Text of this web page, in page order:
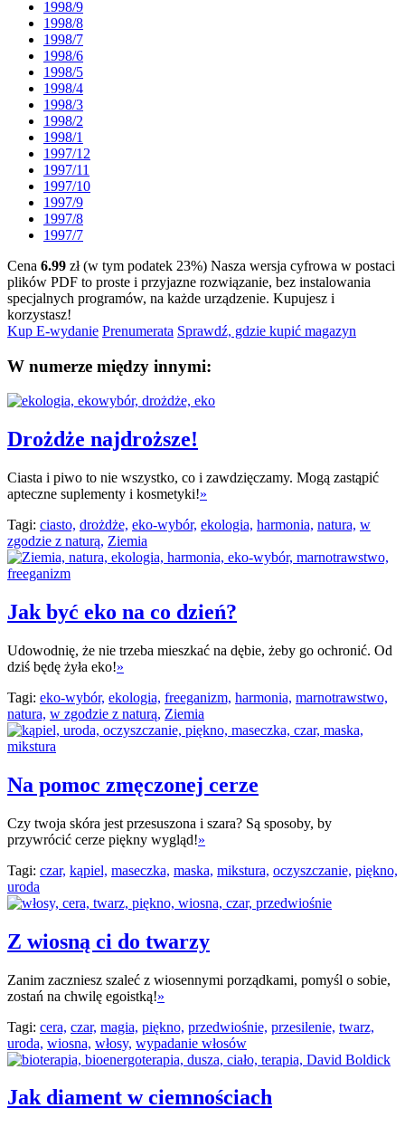
1998/9
1998/8
1998/7
1998/6
1998/5
1998/4
1998/3
1998/2
1998/1
1997/12
1997/11
1997/10
1997/9
1997/8
1997/7
Cena 6.99 zł (w tym podatek 23%) Nasza wersja cyfrowa w postaci
plików PDF to proste i przyjazne rozwiązanie, bez instalowania
specjalnych programów, na każde urządzenie. Kupujesz i
korzystasz!
Kup E-wydanie Prenumerata Sprawdź, gdzie kupić magazyn
W numerze między innymi:
Drożdże najdroższe!
Ciasta i piwo to nie wszystko, co i zawdzięczamy. Mogą zastąpić
apteczne suplementy i kosmetyki!»
Tagi: ciasto, drożdże, eko-wybór, ekologia, harmonia, natura, w
zgodzie z naturą, Ziemia
Jak być eko na co dzień?
Udowodnię, że nie trzeba mieszkać na dębie, żeby go ochronić. Od
dziś będę żyła eko!»
Tagi: eko-wybór, ekologia, freeganizm, harmonia, marnotrawstwo,
natura, w zgodzie z naturą, Ziemia
Na pomoc zmęczonej cerze
Czy twoja skóra jest przesuszona i szara? Są sposoby, by
przywrócić cerze piękny wygląd!»
Tagi: czar, kąpiel, maseczka, maska, mikstura, oczyszczanie, piękno,
uroda
Z wiosną ci do twarzy
Zanim zaczniesz szaleć z wiosennymi porządkami, pomyśl o sobie,
zostań na chwilę egoistką!»
Tagi: cera, czar, magia, piękno, przedwiośnie, przesilenie, twarz,
uroda, wiosna, włosy, wypadanie włosów
Jak diament w ciemnościach